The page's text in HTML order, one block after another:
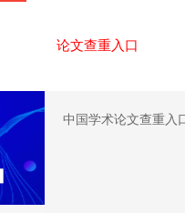
论文查重入口
中国学术论文查重入